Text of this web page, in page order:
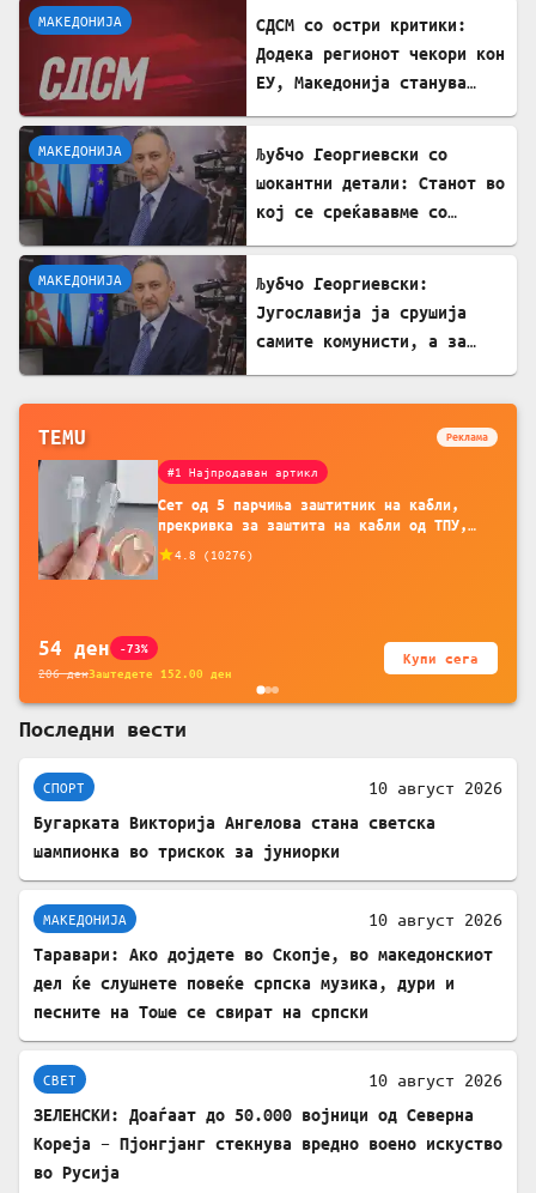
МАКЕДОНИЈА
СДСМ со остри критики:
Додека регионот чекори кон
ЕУ, Македонија станува
МАКЕДОНИЈА
Љубчо Георгиевски со
шокантни детали: Станот во
кој се среќававме со
МАКЕДОНИЈА
Љубчо Георгиевски:
Југославија ја срушија
самите комунисти, а за
TEMU Реклама
#1 Најпродаван артикл
Сет од 5 парчиња заштитник на кабли,
прекривка за заштита на кабли од ТПУ,
додатоци за заштита на кабли, без
батерија, за мобилни телефони, комплет
4.8 ( 10276)
54 ден -73%
206денЗаштедете 152.00 ден
Купи сега
Последни вести
СПОРТ 10 август 2026
Бугарката Викторија Ангелова стана светска
шампионка во трискок за јуниорки
МАКЕДОНИЈА 10 август 2026
Таравари: Ако дојдете во Скопје, во македонскиот
дел ќе слушнете повеќе српска музика, дури и
песните на Тоше се свират на српски
СВЕТ 10 август 2026
ЗЕЛЕНСКИ: Доаѓаат до 50.000 војници од Северна
Кореја – Пјонгјанг стекнува вредно воено искуство
во Русија